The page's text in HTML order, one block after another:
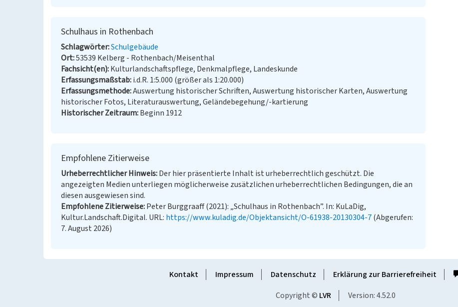
Schulhaus in Rothenbach
Schlagwörter Schulgebäude
Ort 53539 Kelberg - Rothenbach/Meisenthal
Fachsicht(en) Kulturlandschaftspflege, Denkmalpflege, Landeskunde
Erfassungsmaßstab i.d.R. 1:5.000 (größer als 1:20.000)
Erfassungsmethode Auswertung historischer Schriften, Auswertung historischer Karten, Auswertung
historischer Fotos, Literaturauswertung, Geländebegehung/-kartierung
Historischer Zeitraum Beginn 1912
Empfohlene Zitierweise
Urheberrechtlicher Hinweis Der hier präsentierte Inhalt ist urheberrechtlich geschützt. Die
angezeigten Medien unterliegen möglicherweise zusätzlichen urheberrechtlichen Bedingungen, die an
diesen ausgewiesen sind.
Empfohlene Zitierweise Peter Burggraaff (2021): „Schulhaus in Rothenbach”. In: KuLaDig,
Kultur.Landschaft.Digital. URL: https://www.kuladig.de/Objektansicht/O-61938-20130304-7(Abgerufen:
7. August 2026)
Kontakt Impressum Datenschutz Erklärung zur Barrierefreiheit
Copyright © LVR Version: 4.52.0